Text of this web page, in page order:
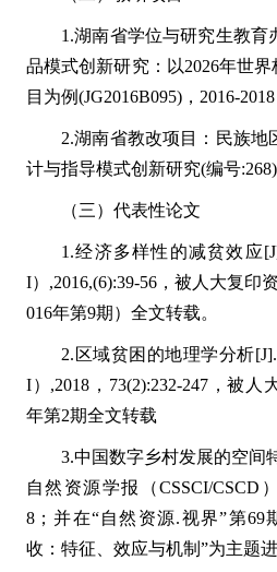
1.湖南省学位与研究生教
品模式创新研究：以2026年世
目为例(JG2016B095)，2016-
2.湖南省教改项目：民族
计与指导模式创新研究(编号
（三）代表性论文
1.经济多样性的减贫效应
I）,2016,(6):39-56，被人大复印
016年第9期）全文转载。
2.区域贫困的地理学分析
I）,2018，73(2):232-247，被人
年第2期全文转载
3.中国数字乡村发展的空间
自然资源学报（CSSCI/CSCD
8；并在“自然资源.视界”第69
收：特征、效应与机制”为主题进